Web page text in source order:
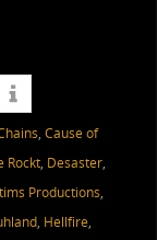
, Cause of
Rockt, Desaster,
Productions,
, Hellfire,